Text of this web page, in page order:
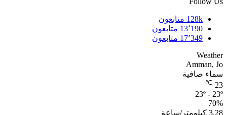
128k متابعون
13٬190 متابعون
17٬349 متابعون
Weather
Amman, Jo
سماء صافية
23
℃
23º - 23º
70%
3.28 كيلومتر/ساعة